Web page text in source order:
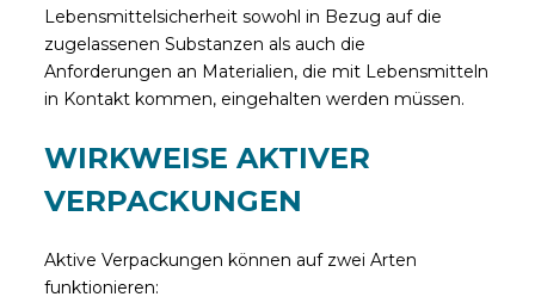
Lebensmittelsicherheit sowohl in Bezug auf die
zugelassenen Substanzen als auch die
Anforderungen an Materialien, die mit Lebensmitteln
in Kontakt kommen, eingehalten werden müssen.
WIRKWEISE AKTIVER
VERPACKUNGEN
Aktive Verpackungen können auf zwei Arten
funktionieren: